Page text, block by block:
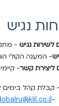
נגיש
נגיש -
- המענה הקולי
ליצירת קשר-
קהל בימים א'-ה'
-